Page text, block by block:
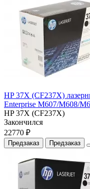
HP 37X (CF237X)
Enterprise M607/M608/
HP 37X (CF237X)
Закончился
22770 ₽
Предзаказ Предзаказ